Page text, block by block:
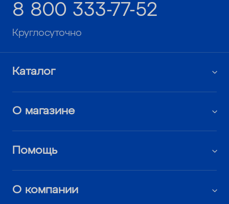
8 800 333-77-52
Круглосуточно
Каталог
О магазине
Помощь
О компании